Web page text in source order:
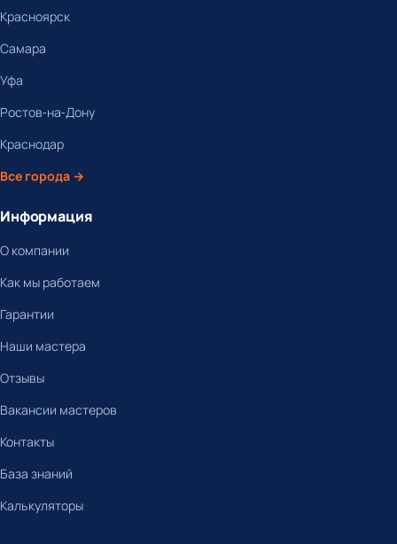
Красноярск
Самара
Уфа
Ростов-на-Дону
Краснодар
Все города →
Информация
О компании
Как мы работаем
Гарантии
Наши мастера
Отзывы
Вакансии мастеров
Контакты
База знаний
Калькуляторы